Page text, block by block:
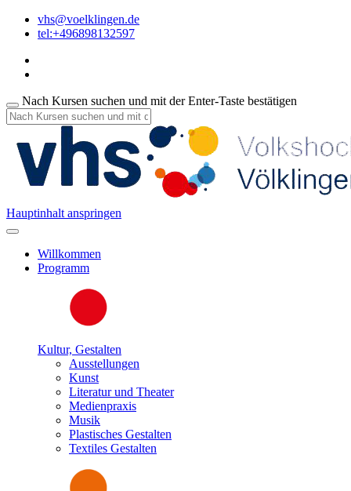
vhs@voelklingen.de
tel:+496898132597
Nach Kursen suchen und mit der Enter-Taste bestätigen
Hauptinhalt anspringen
Willkommen
Programm
Kultur, Gestalten
Ausstellungen
Kunst
Literatur und Theater
Medienpraxis
Musik
Plastisches Gestalten
Textiles Gestalten